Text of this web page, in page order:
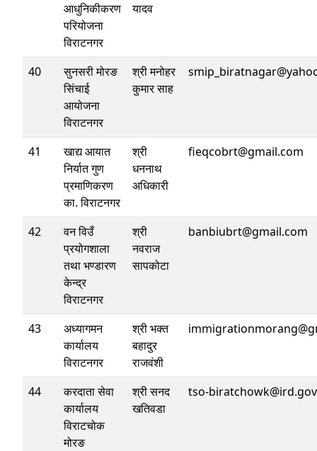
आधुनिकीकरण
परियोजना
विराटनगर
यादव
40
सुनसरी मोरङ
सिंचाई
आयोजना
विराटनगर
श्री मनोहर
कुमार साह
41
खाद्य आयात
निर्यात गुण
प्रमाणिकरण
का. विराटनगर
श्री
धननाथ
अधिकारी
fieqcobrt@gmail.com
42
वन विउँ
प्रयोगशाला
तथा भण्डारण
केन्द्र
विराटनगर
श्री
नवराज
सापकोटा
banbiubrt@gmail.com
43
अध्यागमन
कार्यालय
विराटनगर
श्री भक्त
बहादुर
राजवंशी
44
करदाता सेवा
कार्यालय
विराटचोक
मोरङ
श्री सनद
खतिवडा
tso-